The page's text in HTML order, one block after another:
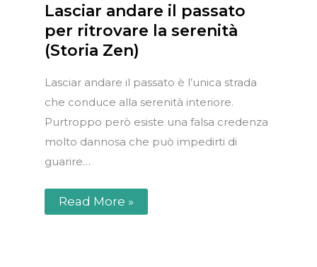
Lasciar andare il passato
per ritrovare la serenità
(Storia Zen)
Lasciar andare il passato è l’unica strada
che conduce alla serenità interiore.
Purtroppo però esiste una falsa credenza
molto dannosa che può impedirti di
guarire…
Read More »